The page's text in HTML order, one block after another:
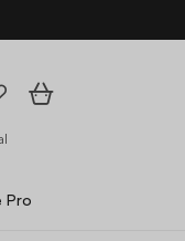
Pro